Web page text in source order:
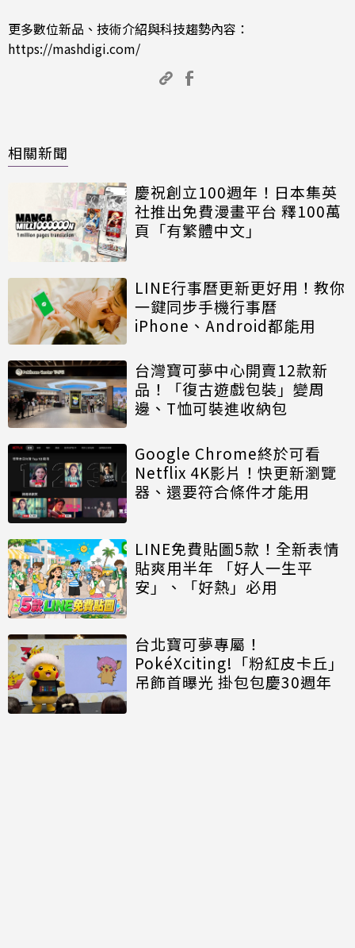
更多數位新品、技術介紹與科技趨勢內容：
https://mashdigi.com/
相關新聞
慶祝創立100週年！日本集英
社推出免費漫畫平台 釋100萬
頁「有繁體中文」
LINE行事曆更新更好用！教你
一鍵同步手機行事曆
iPhone、Android都能用
台灣寶可夢中心開賣12款新
品！「復古遊戲包裝」變周
邊、T恤可裝進收納包
Google Chrome終於可看
Netflix 4K影片！快更新瀏覽
器、還要符合條件才能用
LINE免費貼圖5款！全新表情
貼爽用半年 「好人一生平
安」、「好熱」必用
台北寶可夢專屬！
PokéXciting!「粉紅皮卡丘」
吊飾首曝光 掛包包慶30週年